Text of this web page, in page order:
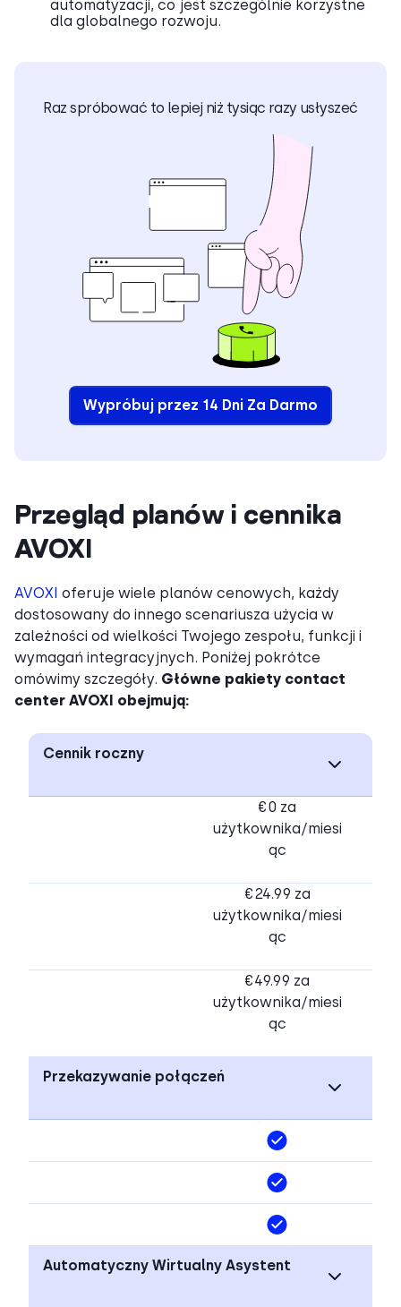
automatyzacji, co jest szczególnie korzystne
dla globalnego rozwoju.
Raz spróbować to lepiej niż tysiąc razy usłyszeć
Wypróbuj przez 14 Dni Za Darmo
Przegląd planów i cennika
AVOXI
AVOXI oferuje wiele planów cenowych, każdy
dostosowany do innego scenariusza użycia w
zależności od wielkości Twojego zespołu, funkcji i
wymagań integracyjnych. Poniżej pokrótce
omówimy szczegóły. Główne pakiety contact
center AVOXI obejmują:
Cennik roczny
€0 za
użytkownika/miesi
ąc
€24.99 za
użytkownika/miesi
ąc
€49.99 za
użytkownika/miesi
ąc
Przekazywanie połączeń
Automatyczny Wirtualny Asystent